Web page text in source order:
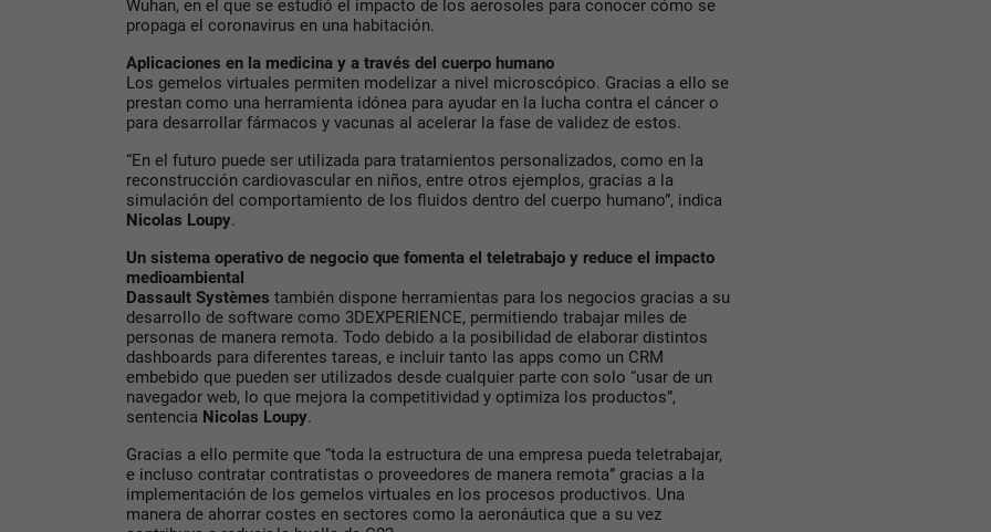
Wuhan, en el que se estudió el impacto de los aerosoles para conocer cómo se
propaga el coronavirus en una habitación.
Aplicaciones en la medicina y a través del cuerpo humano
Los gemelos virtuales permiten modelizar a nivel microscópico. Gracias a ello se
prestan como una herramienta idónea para ayudar en la lucha contra el cáncer o
para desarrollar fármacos y vacunas al acelerar la fase de validez de estos.
“En el futuro puede ser utilizada para tratamientos personalizados, como en la
reconstrucción cardiovascular en niños, entre otros ejemplos, gracias a la
simulación del comportamiento de los fluidos dentro del cuerpo humano”, indica
Nicolas Loupy.
Un sistema operativo de negocio que fomenta el teletrabajo y reduce el impacto
medioambiental
Dassault Systèmes también dispone herramientas para los negocios gracias a su
desarrollo de software como 3DEXPERIENCE, permitiendo trabajar miles de
personas de manera remota. Todo debido a la posibilidad de elaborar distintos
dashboards para diferentes tareas, e incluir tanto las apps como un CRM
embebido que pueden ser utilizados desde cualquier parte con solo “usar de un
navegador web, lo que mejora la competitividad y optimiza los productos”,
sentencia Nicolas Loupy.
Gracias a ello permite que “toda la estructura de una empresa pueda teletrabajar,
e incluso contratar contratistas o proveedores de manera remota” gracias a la
implementación de los gemelos virtuales en los procesos productivos. Una
manera de ahorrar costes en sectores como la aeronáutica que a su vez